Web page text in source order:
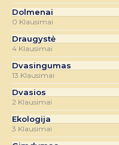
Dolmenai
0 Klausimai
Draugystė
4 Klausimai
Dvasingumas
13 Klausimai
Dvasios
2 Klausimai
Ekologija
3 Klausimai